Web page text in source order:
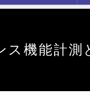
機能計測